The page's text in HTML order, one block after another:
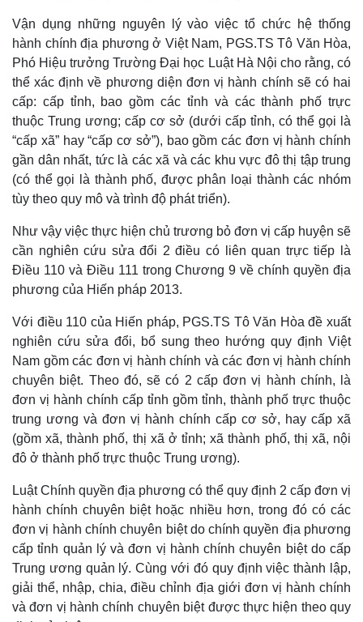
Pháp luật
Vụ án
Tư vấn luật
Quân sự - Quốc phòng
Vũ khí
Việt Nam
Phân tích
Vận dụng những nguyên lý vào việc tổ chức hệ thống
hành chính địa phương ở Việt Nam, PGS.TS Tô Văn Hòa,
Phó Hiệu trưởng Trường Đại học Luật Hà Nội cho rằng, có
thể xác định về phương diện đơn vị hành chính sẽ có hai
cấp: cấp tỉnh, bao gồm các tỉnh và các thành phố trực
thuộc Trung ương; cấp cơ sở (dưới cấp tỉnh, có thể gọi là
“cấp xã” hay “cấp cơ sở”), bao gồm các đơn vị hành chính
gần dân nhất, tức là các xã và các khu vực đô thị tập trung
(có thể gọi là thành phố, được phân loại thành các nhóm
tùy theo quy mô và trình độ phát triển).
Như vậy việc thực hiện chủ trương bỏ đơn vị cấp huyện sẽ
cần nghiên cứu sửa đổi 2 điều có liên quan trực tiếp là
Điều 110 và Điều 111 trong Chương 9 về chính quyền địa
phương của Hiến pháp 2013.
Với điều 110 của Hiến pháp, PGS.TS Tô Văn Hòa đề xuất
nghiên cứu sửa đổi, bổ sung theo hướng quy định Việt
Nam gồm các đơn vị hành chính và các đơn vị hành chính
chuyên biệt. Theo đó, sẽ có 2 cấp đơn vị hành chính, là
đơn vị hành chính cấp tỉnh gồm tỉnh, thành phố trực thuộc
trung ương và đơn vị hành chính cấp cơ sở, hay cấp xã
(gồm xã, thành phố, thị xã ở tỉnh; xã thành phố, thị xã, nội
đô ở thành phố trực thuộc Trung ương).
Luật Chính quyền địa phương có thể quy định 2 cấp đơn vị
hành chính chuyên biệt hoặc nhiều hơn, trong đó có các
đơn vị hành chính chuyên biệt do chính quyền địa phương
cấp tỉnh quản lý và đơn vị hành chính chuyên biệt do cấp
Trung ương quản lý. Cùng với đó quy định việc thành lập,
giải thể, nhập, chia, điều chỉnh địa giới đơn vị hành chính
và đơn vị hành chính chuyên biệt được thực hiện theo quy